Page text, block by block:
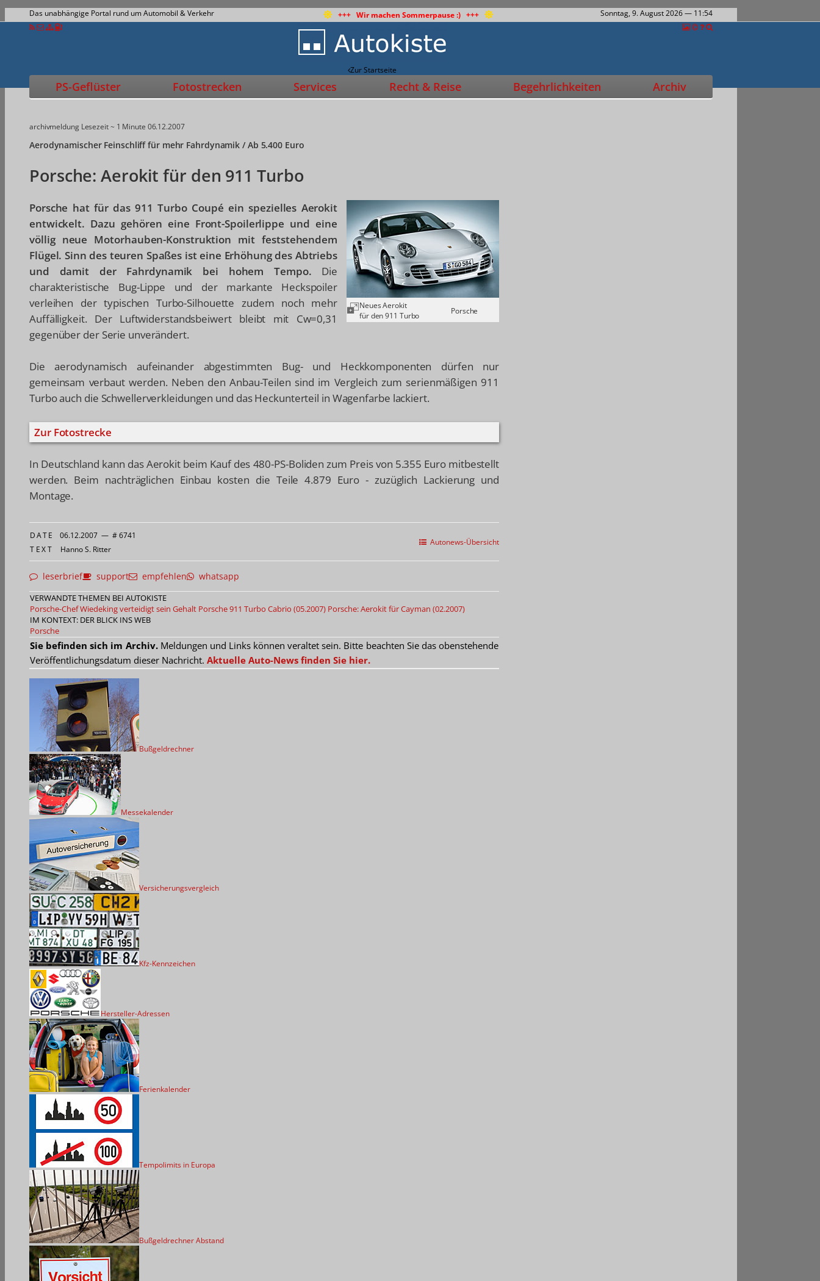
Das unabhängige Portal rund um Automobil & Verkehr +++ Wir machen Sommerpause :) +++ Sonntag, 9. August 2026— 11:54
Zur Startseite
PS-Geflüster Fotostrecken Services Recht & Reise Begehrlichkeiten Archiv
archivmeldung Lesezeit ~ 1 Minute 06.12.2007
Aerodynamischer Feinschliff für mehr Fahrdynamik / Ab 5.400 Euro
Porsche: Aerokit für den 911 Turbo
Neues Aerokit
für den 911 Turbo
Porsche
Porsche hat für das 911 Turbo Coupé ein spezielles Aerokit
entwickelt. Dazu gehören eine Front-Spoilerlippe und eine
völlig neue Motorhauben-Konstruktion mit feststehendem
Flügel. Sinn des teuren Spaßes ist eine Erhöhung des Abtriebs
und damit der Fahrdynamik bei hohem Tempo. Die
charakteristische Bug-Lippe und der markante Heckspoiler
verleihen der typischen Turbo-Silhouette zudem noch mehr
Auffälligkeit. Der Luftwiderstandsbeiwert bleibt mit Cw=0,31
gegenüber der Serie unverändert.
Die aerodynamisch aufeinander abgestimmten Bug- und Heckkomponenten dürfen nur
gemeinsam verbaut werden. Neben den Anbau-Teilen sind im Vergleich zum serienmäßigen 911
Turbo auch die Schwellerverkleidungen und das Heckunterteil in Wagenfarbe lackiert.
Zur Fotostrecke
In Deutschland kann das Aerokit beim Kauf des 480-PS-Boliden zum Preis von 5.355 Euro mitbestellt
werden. Beim nachträglichen Einbau kosten die Teile 4.879 Euro - zuzüglich Lackierung und
Montage.
Autonews-Übersicht
DATE 06.12.2007 — # 6741
TEXT Hanno S. Ritter
leserbrief support empfehlen whatsapp
VERWANDTE THEMEN BEI AUTOKISTE
Porsche-Chef Wiedeking verteidigt sein Gehalt Porsche 911 Turbo Cabrio (05.2007) Porsche: Aerokit für Cayman (02.2007)
IM KONTEXT: DER BLICK INS WEB
Porsche
Sie befinden sich im Archiv.Meldungen und Links können veraltet sein. Bitte beachten Sie das obenstehende
Veröffentlichungsdatum dieser Nachricht. Aktuelle Auto-News finden Sie hier.
Bußgeldrechner
Messekalender
Versicherungsvergleich
Kfz-Kennzeichen
Hersteller-Adressen
Ferienkalender
Tempolimits in Europa
Bußgeldrechner Abstand